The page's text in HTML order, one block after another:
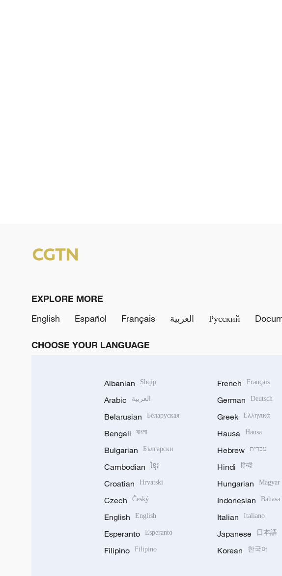
EXPLORE MORE
English
Español Français العربية Русский
CHOOSE YOUR LANGUAGE
Albanian Shqip
Arabic العربية
Belarusian Беларуская
Bengali বাংলা
Bulgarian Български
Cambodian ខ្មែរ
Croatian Hrvatski
Czech Český
English English
Esperanto Esperanto
Filipino Filipino
French Français
German Deutsch
Greek Ελληνικά
Hausa Hausa
Hebrew עברית
Hindi हिन्दी
Hungarian Magyar
Indonesian
Italian Italiano
Japanese 日本語
Korean 한국어